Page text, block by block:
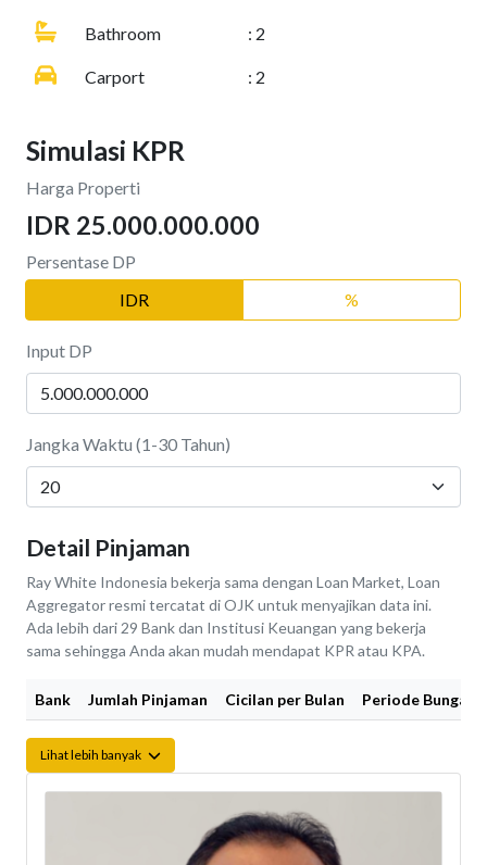
Bathroom : 2
Carport : 2
Simulasi KPR
Harga Properti
IDR 25.000.000.000
Persentase DP
IDR
%
Input DP
Jangka Waktu (1-30 Tahun)
Detail Pinjaman
Ray White Indonesia bekerja sama dengan Loan Market, Loan
Aggregator resmi tercatat di OJK untuk menyajikan data ini.
Ada lebih dari 29 Bank dan Institusi Keuangan yang bekerja
sama sehingga Anda akan mudah mendapat KPR atau KPA.
Bank Jumlah Pinjaman Cicilan per Bulan Periode Bunga
Lihat lebih banyak